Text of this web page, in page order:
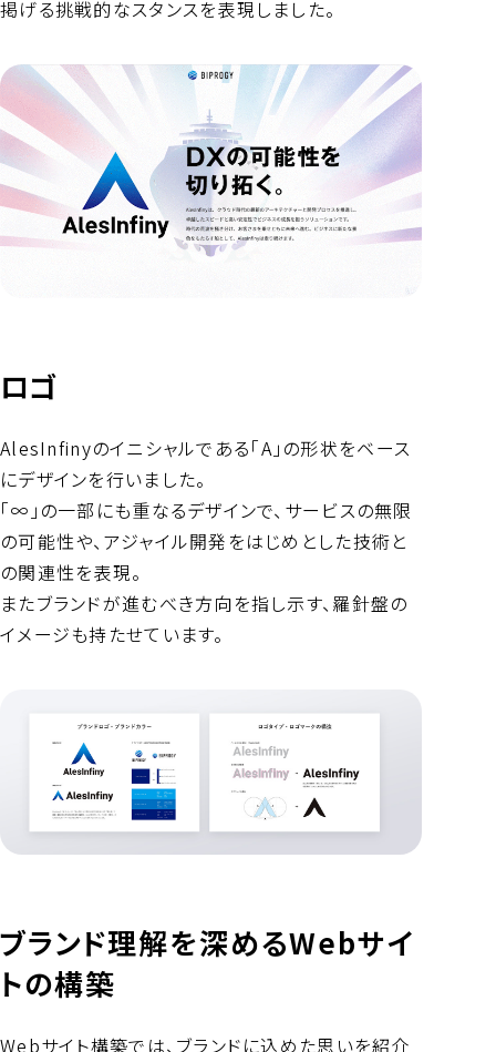
掲げる挑戦的なスタンスを表現しました。
ロゴ
AlesInfinyのイニシャルである「A」の形状をベース
にデザインを行いました。
「∞」の一部にも重なるデザインで、サービスの無限
の可能性や、アジャイル開発をはじめとした技術と
の関連性を表現。
またブランドが進むべき方向を指し示す、羅針盤の
イメージも持たせています。
ブランド理解を深めるWebサイ
トの構築
Webサイト構築では、ブランドに込めた思いを紹介